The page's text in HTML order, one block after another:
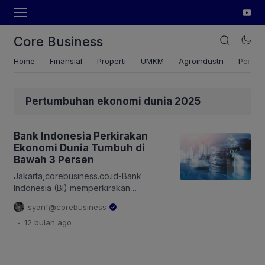
Core Business
Home Finansial Properti UMKM Agroindustri
Pertumbuhan ekonomi dunia 2025
Bank Indonesia Perkirakan
Ekonomi Dunia Tumbuh di
Bawah 3 Persen
Jakarta,corebusiness.co.id-Bank
Indonesia (BI) memperkirakan
pertumbuhan ekonomi dunia tahun
2025 di bawah 3 persen.
Perekonomian dunia melemah sejalan
syarif@corebusiness
. 12 bulan ago